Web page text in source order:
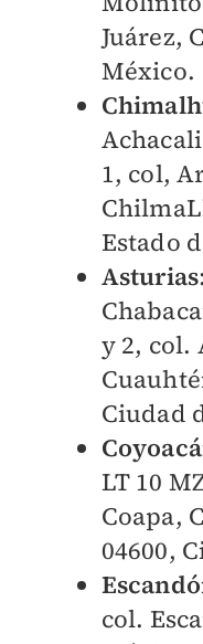
Juárez,
México.
1, col,
Estado
Asturias
y 2, col.
Ciudad
LT 10
Coapa,
04600,
col.